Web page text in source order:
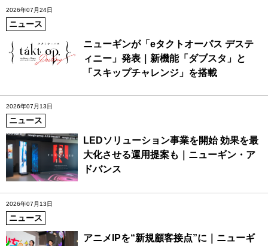
2026年07月24日
ニュース
ニューギンが「eタクトオーパス デステ
ィニー」発表｜新機能「ダブスタ」と
「スキップチャレンジ」を搭載
2026年07月13日
ニュース
LEDソリューション事業を開始 効果を最
大化させる運用提案も｜ニューギン・ア
ドバンス
2026年07月13日
ニュース
アニメIPを“新規顧客接点”に｜ニューギ